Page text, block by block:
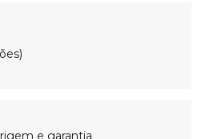
e garantia